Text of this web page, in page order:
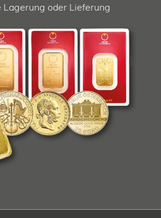
Lagerung oder Lieferung